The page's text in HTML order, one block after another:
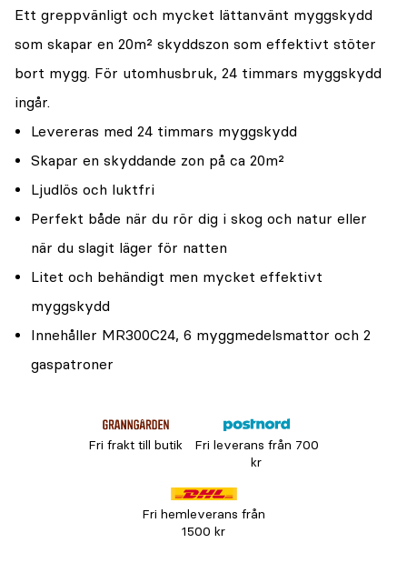
Ett greppvänligt och mycket lättanvänt myggskydd
som skapar en 20m² skyddszon som effektivt stöter
bort mygg. För utomhusbruk, 24 timmars myggskydd
ingår.
Levereras med 24 timmars myggskydd
Skapar en skyddande zon på ca 20m²
Ljudlös och luktfri
Perfekt både när du rör dig i skog och natur eller
när du slagit läger för natten
Litet och behändigt men mycket effektivt
myggskydd
Innehåller MR300C24, 6 myggmedelsmattor och 2
gaspatroner
Fri frakt till butik
Fri leverans från 700
kr
Fri hemleverans från
1500 kr